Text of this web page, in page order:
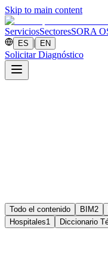
Skip to main content
ServiciosSectoresSORA
ES | EN
Solicitar Diagnóstico
Todo el contenido BIM 2
Hospitales1 Diccionario